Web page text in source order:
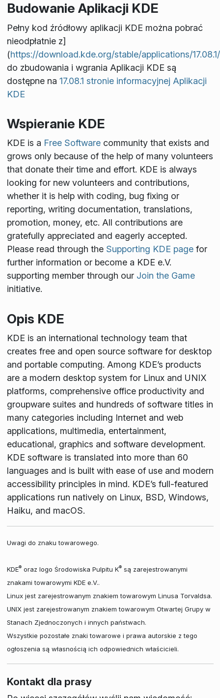
Budowanie Aplikacji KDE
Pełny kod źródłowy aplikacji KDE można pobrać
nieodpłatnie z]
(https://download.kde.org/stable/applications/
do zbudowania i wgrania Aplikacji KDE są
dostępne na 17.08.1 stronie informacyjnej Aplikacji
KDE
Wspieranie KDE
KDE is a Free Softwarecommunity that exists and
grows only because of the help of many volunteers
that donate their time and effort. KDE is always
looking for new volunteers and contributions,
whether it is help with coding, bug fixing or
reporting, writing documentation, translations,
promotion, money, etc. All contributions are
gratefully appreciated and eagerly accepted.
Please read through the Supporting KDE pagefor
further information or become a KDE e.V.
supporting member through our Join the Game
initiative.
Opis KDE
KDE is an international technology team that
creates free and open source software for desktop
and portable computing. Among KDE’s products
are a modern desktop system for Linux and UNIX
platforms, comprehensive office productivity and
groupware suites and hundreds of software titles in
many categories including Internet and web
applications, multimedia, entertainment,
educational, graphics and software development.
KDE software is translated into more than 60
languages and is built with ease of use and modern
accessibility principles in mind. KDE’s full-featured
applications run natively on Linux, BSD, Windows,
Haiku, and macOS.
Uwagi do znaku towarowego.
KDE®oraz logo Środowiska Pulpitu K®są zarejestrowanymi
znakami towarowymi KDE e.V..
Linux jest zarejestrowanym znakiem towarowym Linusa Torvaldsa.
UNIX jest zarejestrowanym znakiem towarowym Otwartej Grupy w
Stanach Zjednoczonych i innych państwach.
Wszystkie pozostałe znaki towarowe i prawa autorskie z tego
ogłoszenia są własnością ich odpowiednich właścicieli.
Kontakt dla prasy